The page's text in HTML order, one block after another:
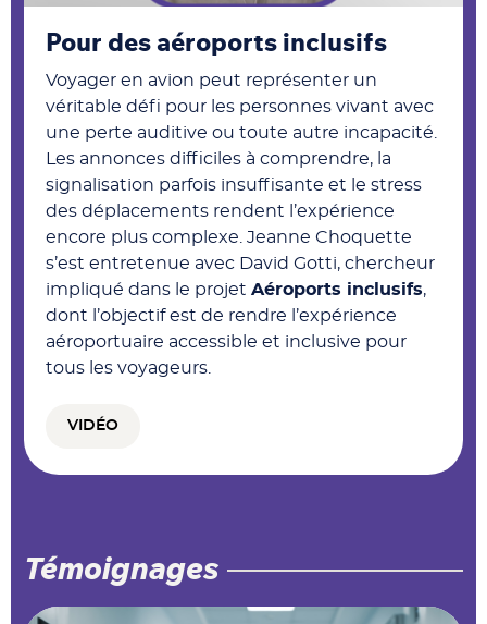
Pour des aéroports inclusifs
Voyager en avion peut représenter un
véritable défi pour les personnes vivant avec
une perte auditive ou toute autre incapacité.
Les annonces difficiles à comprendre, la
signalisation parfois insuffisante et le stress
des déplacements rendent l’expérience
encore plus complexe. Jeanne Choquette
s’est entretenue avec David Gotti, chercheur
impliqué dans le projetAéroports inclusifs,
dont l’objectif est de rendre l’expérience
aéroportuaire accessible et inclusive pour
tous les voyageurs.
VIDÉO
Témoignages